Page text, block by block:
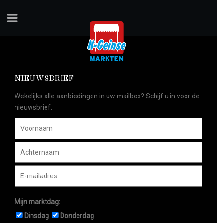
NIEUWSBRIEF
Wekelijks alle aanbiedingen in uw mailbox? Schijf u in voor de
nieuwsbrief.
Mijn marktdag:
Dinsdag
Donderdag